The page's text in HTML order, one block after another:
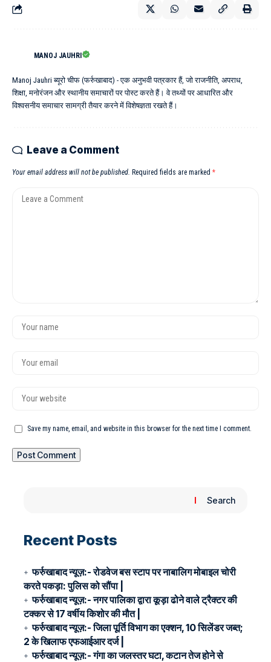
MANOJ JAUHRI
Manoj Jauhri ब्यूरो चीफ (फर्रुखाबाद) - एक अनुभवी पत्रकार हैं, जो राजनीति, अपराध,
शिक्षा, मनोरंजन और स्थानीय समाचारों पर पोस्ट करते हैं। वे तथ्यों पर आधारित और
विश्वसनीय समाचार सामग्री तैयार करने में विशेषज्ञता रखते हैं।
Leave a Comment
Your email address will not be published. Required fields are marked *
Save my name, email, and website in this browser for the next time I comment.
Search
Recent Posts
फर्रुखाबाद न्यूज़:- रोडवेज बस स्टाप पर नाबालिग मोबाइल चोरी
करते पकड़ा: पुलिस को सौंपा |
फर्रुखाबाद न्यूज़:- नगर पालिका द्वारा कूड़ा ढोने वाले ट्रैक्टर की
टक्कर से 17 वर्षीय किशोर की मौत |
फर्रुखाबाद न्यूज़:- जिला पूर्ति विभाग का एक्शन, 10 सिलेंडर जब्त;
2 के खिलाफ एफआईआर दर्ज |
फर्रुखाबाद न्यूज़:- गंगा का जलस्तर घटा, कटान तेज होने से